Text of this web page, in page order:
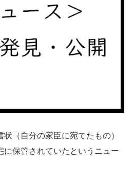
（自分の家臣に宛てたもの）
に保管されていたというニュー